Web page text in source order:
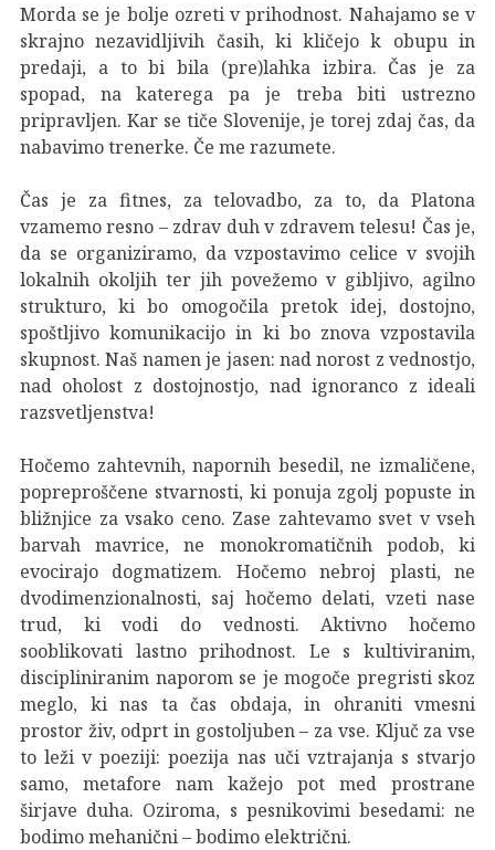
Morda se je bolje ozreti v prihodnost. Nahajamo se v
skrajno nezavidljivih časih, ki kličejo k obupu in
predaji, a to bi bila (pre)lahka izbira. Čas je za
spopad, na katerega pa je treba biti ustrezno
pripravljen. Kar se tiče Slovenije, je torej zdaj čas, da
nabavimo trenerke. Če me razumete.
Čas je za fitnes, za telovadbo, za to, da Platona
vzamemo resno – zdrav duh v zdravem telesu! Čas je,
da se organiziramo, da vzpostavimo celice v svojih
lokalnih okoljih ter jih povežemo v gibljivo, agilno
strukturo, ki bo omogočila pretok idej, dostojno,
spoštljivo komunikacijo in ki bo znova vzpostavila
skupnost. Naš namen je jasen: nad norost z vednostjo,
nad oholost z dostojnostjo, nad ignoranco z ideali
razsvetljenstva!
Hočemo zahtevnih, napornih besedil, ne izmaličene,
popreproščene stvarnosti, ki ponuja zgolj popuste in
bližnjice za vsako ceno. Zase zahtevamo svet v vseh
barvah mavrice, ne monokromatičnih podob, ki
evocirajo dogmatizem. Hočemo nebroj plasti, ne
dvodimenzionalnosti, saj hočemo delati, vzeti nase
trud, ki vodi do vednosti. Aktivno hočemo
sooblikovati lastno prihodnost. Le s kultiviranim,
discipliniranim naporom se je mogoče pregristi skoz
meglo, ki nas ta čas obdaja, in ohraniti vmesni
prostor živ, odprt in gostoljuben – za vse. Ključ za vse
to leži v poeziji: poezija nas uči vztrajanja s stvarjo
samo, metafore nam kažejo pot med prostrane
širjave duha. Oziroma, s pesnikovimi besedami: ne
bodimo mehanični – bodimo električni.